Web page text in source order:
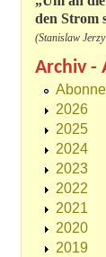
den Strom
(Stanislaw
Archiv -
2026
2025
2024
2023
2022
2021
2020
2019